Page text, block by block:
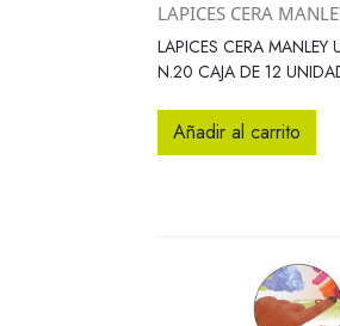

LAPICES CERA
LAPICES CERA
N.20 CAJA DE 12
Añadir al carrito